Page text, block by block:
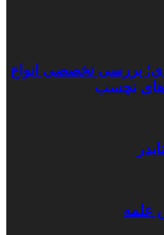
بررسی تخصصی انواع
نچسب
علمه